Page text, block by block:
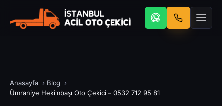
Anasayfa › Blog
›
Ümraniye Hekimbaşı Oto Çekici – 0532 712 95 81